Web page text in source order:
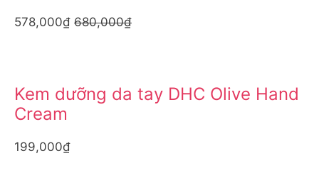
578,000₫ 680,000₫
Kem dưỡng da tay DHC Olive Hand
Cream
199,000₫